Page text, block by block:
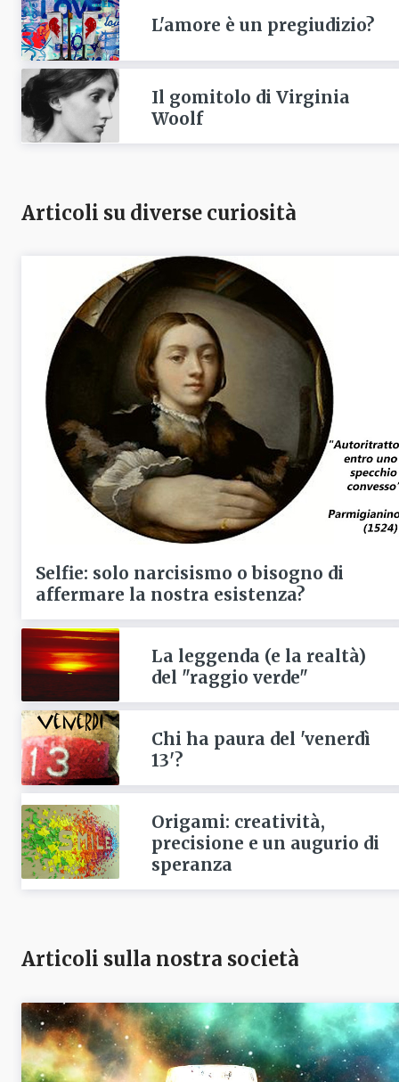
L'amore è un pregiudizio?
Il gomitolo di Virginia
Woolf
Articoli su diverse curiosità
Selfie: solo narcisismo o bisogno di
affermare la nostra esistenza?
La leggenda (e la realtà)
del "raggio verde"
Chi ha paura del 'venerdì
13'?
Origami: creatività,
precisione e un augurio di
speranza
Articoli sulla nostra società